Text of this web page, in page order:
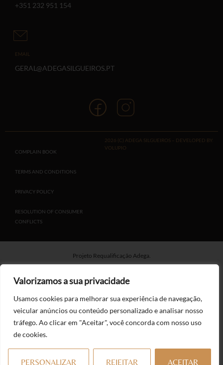
Valorizamos a sua privacidade
Usamos cookies para melhorar sua experiência de navegação,
veicular anúncios ou conteúdo personalizado e analisar nosso
tráfego. Ao clicar em "Aceitar", você concorda com nosso uso
de cookies.
PERSONALIZAR REJEITAR ACEITAR
+351 232 951 154
EMAIL
GERAL@ADEGASILGUEIROS.PT
COMPLAIN BOOK
TERMS AND CONDITIONS
PRIVACY POLICY
RESOLUTION OF CONSUMER
CONFLICTS
2026 (C) ADEGA SILGUEIROS – DEVELOPED BY:
VOLUPIO
Projeto Requalificação Adega.
Projeto Aumento da Produtividade – Projeto Instalação de Paineis
Fotovoltaicos.
Agroalimentares na Europa Mediterrânica